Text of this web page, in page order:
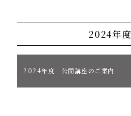
2024年度
2024年度 公開講座のご案内